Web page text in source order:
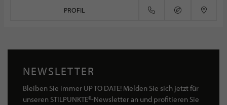
PROFIL
NEWSLETTER
Bleiben Sie immer UP TO DATE! Melden Sie sich jetzt für
unseren STILPUNKTE®-Newsletter an und profitieren Sie